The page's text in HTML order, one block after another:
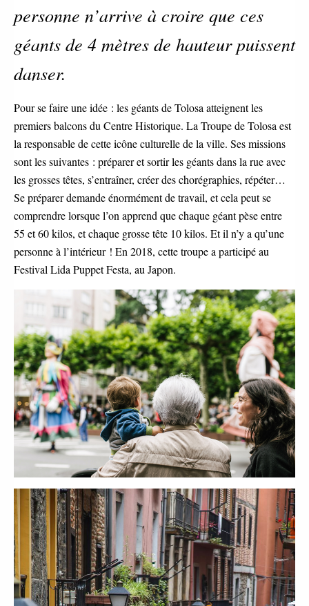
personne n’arrive à croire que ces
géants de 4 mètres de hauteur puissent
danser.
Pour se faire une idée : les géants de Tolosa atteignent les
premiers balcons du Centre Historique. La Troupe de Tolosa est
la responsable de cette icône culturelle de la ville. Ses missions
sont les suivantes : préparer et sortir les géants dans la rue avec
les grosses têtes, s’entraîner, créer des chorégraphies, répéter…
Se préparer demande énormément de travail, et cela peut se
comprendre lorsque l’on apprend que chaque géant pèse entre
55 et 60 kilos, et chaque grosse tête 10 kilos. Et il n’y a qu’une
personne à l’intérieur ! En 2018, cette troupe a participé au
Festival Lida Puppet Festa, au Japon.